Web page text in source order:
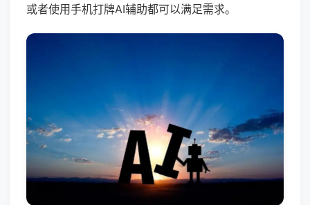
或者使用手机打牌AI辅助都可以满足需求。